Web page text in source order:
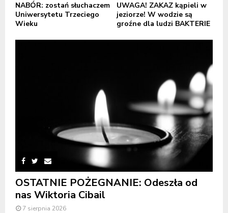
NABÓR: zostań słuchaczem
Uniwersytetu Trzeciego
Wieku
UWAGA! ZAKAZ kąpieli w
jeziorze! W wodzie są
groźne dla ludzi BAKTERIE
OSTATNIE POŻEGNANIE: Odeszła od
nas Wiktoria Cibail
7 sierpnia 2026